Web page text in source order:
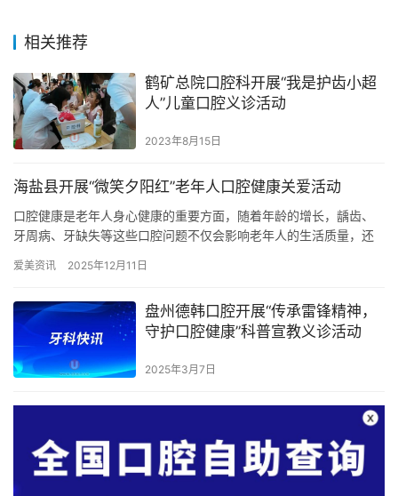
相关推荐
鹤矿总院口腔科开展“我是护齿小超
人”儿童口腔义诊活动
2023年8月15日
海盐县开展“微笑夕阳红”老年人口腔健康关爱活动
口腔健康是老年人身心健康的重要方面，随着年龄的增长，龋齿、
牙周病、牙缺失等这些口腔问题不仅会影响老年人的生活质量，还
口腔关…
爱美资讯 2025年12月11日
盘州德韩口腔开展“传承雷锋精神，
守护口腔健康”科普宣教义诊活动
2025年3月7日